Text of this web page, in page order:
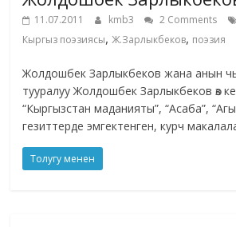
11.07.2011 kmb3 2 Comments
Кыргыз поэзиясы,Ж.Зарлыкбеков, поэзия
Жолдошбек Зарлыкбеков жана анын
тууралуу Жолдошбек Зарлыкбеков өз
“Кыргызстан маданияты”, “Асаба”,
гезиттерде эмгектенген, курч
Толугу менен